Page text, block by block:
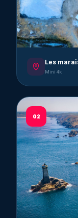
Les
Mini 4k
02